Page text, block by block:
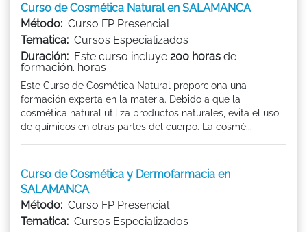
Curso de Cosmética Natural en SALAMANCA
Método: Curso FP Presencial
Tematica: Cursos Especializados
Duración: Este curso incluye 200 horas de
formación. horas
Este Curso de Cosmética Natural proporciona una
formación experta en la materia. Debido a que la
cosmética natural utiliza productos naturales, evita el uso
de químicos en otras partes del cuerpo. La cosmé...
Curso de Cosmética y Dermofarmacia en
SALAMANCA
Método: Curso FP Presencial
Tematica: Cursos Especializados